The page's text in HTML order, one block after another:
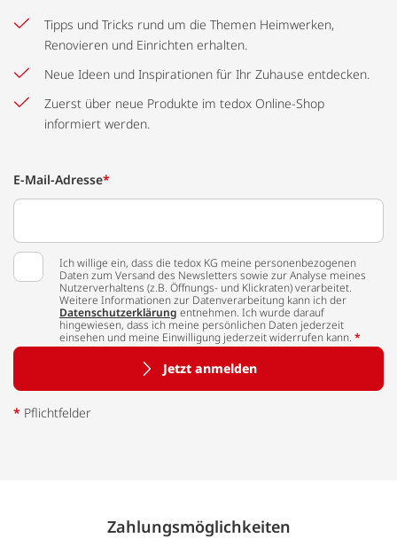
Tipps und Tricks rund um die Themen Heimwerken,
Renovieren und Einrichten erhalten.
Neue Ideen und Inspirationen für Ihr Zuhause entdecken.
Zuerst über neue Produkte im tedox Online-Shop
informiert werden.
E-Mail-Adresse*
Ich willige ein, dass die tedox KG meine personenbezogenen
Daten zum Versand des Newsletters sowie zur Analyse meines
Nutzerverhaltens (z.B. Öffnungs- und Klickraten) verarbeitet.
Weitere Informationen zur Datenverarbeitung kann ich der
Datenschutzerklärung entnehmen. Ich wurde darauf
hingewiesen, dass ich meine persönlichen Daten jederzeit
einsehen und meine Einwilligung jederzeit widerrufen kann. *
Jetzt anmelden
* Pflichtfelder
Zahlungs­möglich­keiten